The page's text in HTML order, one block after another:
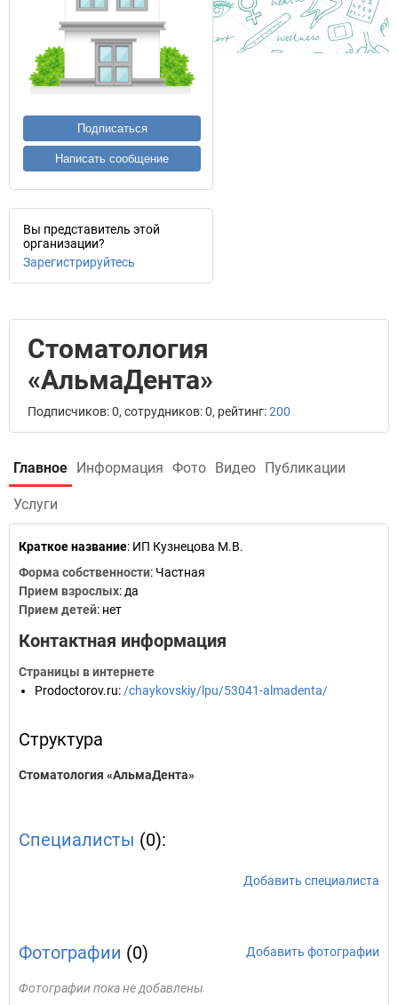
Подписаться
Написать сообщение
Вы представитель этой
организации?
Зарегистрируйтесь
Стоматология
«АльмаДента»
Подписчиков: 0, сотрудников: 0, рейтинг:200
Главное Информация Фото Видео Публикации
Услуги
Краткое название: ИП Кузнецова М.В.
Форма собственности: Частная
Прием взрослых: да
Прием детей: нет
Контактная информация
Страницы в интернете
Prodoctorov.ru: /chaykovskiy/lpu/53041-almadenta/
Структура
Стоматология «АльмаДента»
Специалисты (0):
Добавить специалиста
Фотографии (0) Добавить фотографии
Фотографии пока не добавлены